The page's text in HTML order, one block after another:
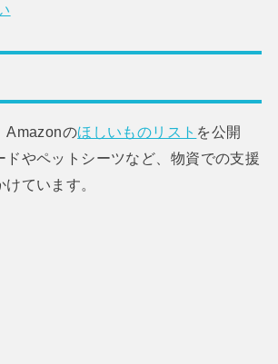
Amazonのほしいものリスト を公開
ドやペットシーツなど、物資での支援
ています。